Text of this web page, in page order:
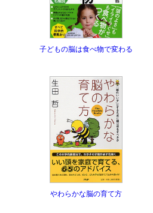
子どもの脳は食べ物で変わる
やわらかな脳の育て方